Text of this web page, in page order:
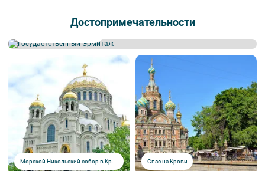
Достопримечательности
Морской Никольский собор в Кронштадте Спас на Крови